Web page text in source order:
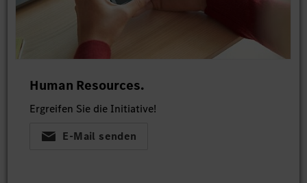
Human Resources.
Ergreifen Sie die Initiative!
E-Mail senden